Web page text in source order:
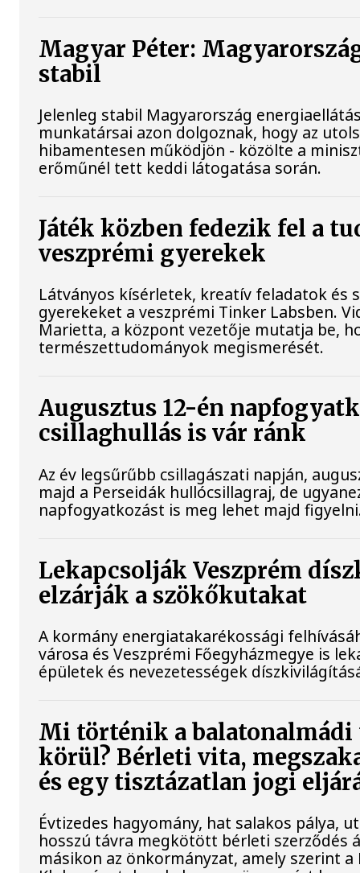
Magyar Péter:
stabil
Jelenleg stabil Magyarország
munkatársai azon dolgoznak, hogy az
hibamentesen működjön - közölte a
erőműnél tett keddi látogatása során.
Játék közben fedezik fel a
veszprémi gyerekek
Látványos kísérletek, kreatív feladatok és
gyerekeket a veszprémi Tinker Labsben.
Marietta, a központ vezetője mutatja be,
természettudományok megismerését.
Augusztus 12-én
csillaghullás is vár ránk
Az év legsűrűbb csillagászati napján,
majd a Perseidák hullócsillagraj, de
napfogyatkozást is meg lehet majd
Lekapcsolják Veszprém
elzárják a szökőkutakat
A kormány energiatakarékossági
városa és Veszprémi Főegyházmegye is
épületek és nevezetességek
Mi történik a balatonalmádi
körül? Bérleti vita,
és egy tisztázatlan jogi
Évtizedes hagyomány, hat salakos pálya,
hosszú távra megkötött bérleti szerződés
másikon az önkormányzat, amely szerint